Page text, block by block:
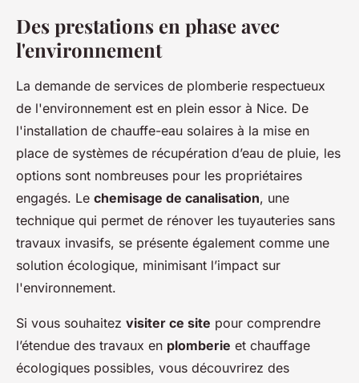
Des prestations en phase avec
l'environnement
La demande de services de plomberie respectueux
de l'environnement est en plein essor à Nice. De
l'installation de chauffe-eau solaires à la mise en
place de systèmes de récupération d’eau de pluie, les
options sont nombreuses pour les propriétaires
engagés. Le chemisage de canalisation, une
technique qui permet de rénover les tuyauteries sans
travaux invasifs, se présente également comme une
solution écologique, minimisant l’impact sur
l'environnement.
Si vous souhaitez visiter ce site pour comprendre
l’étendue des travaux en plomberie et chauffage
écologiques possibles, vous découvrirez des